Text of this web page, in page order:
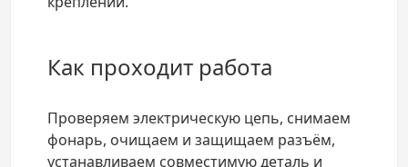
Как проходит работа
Проверяем электрическую цепь, снимаем
фонарь, очищаем и защищаем разъём,
устанавливаем совместимую деталь и